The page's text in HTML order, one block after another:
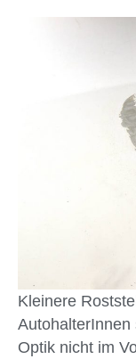
Kleinere
Optik nicht im